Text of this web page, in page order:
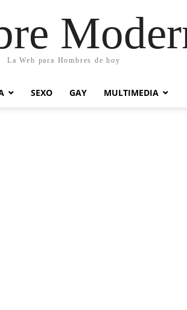
La Web para Hombres de hoy
SEXO GAY MULTIMEDIA